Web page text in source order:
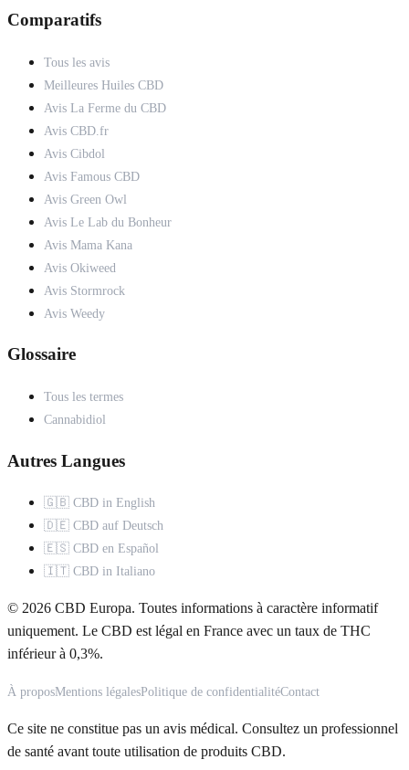
Comparatifs
Tous les avis
Meilleures Huiles CBD
Avis La Ferme du CBD
Avis CBD.fr
Avis Cibdol
Avis Famous CBD
Avis Green Owl
Avis Le Lab du Bonheur
Avis Mama Kana
Avis Okiweed
Avis Stormrock
Avis Weedy
Glossaire
Tous les termes
Cannabidiol
Autres Langues
🇬🇧 CBD in English
🇩🇪 CBD auf Deutsch
🇪🇸 CBD en Español
🇮🇹 CBD in Italiano
© 2026 CBD Europa. Toutes informations à caractère informatif
uniquement. Le CBD est légal en France avec un taux de THC
inférieur à 0,3%.
À proposMentions légalesPolitique de confidentialitéContact
Ce site ne constitue pas un avis médical. Consultez un professionnel
de santé avant toute utilisation de produits CBD.